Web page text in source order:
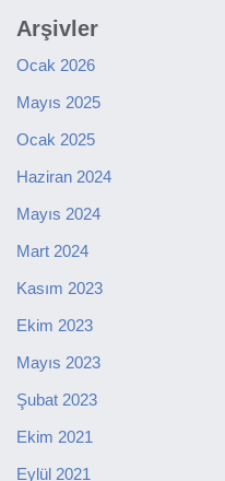
Arşivler
Ocak 2026
Mayıs 2025
Ocak 2025
Haziran 2024
Mayıs 2024
Mart 2024
Kasım 2023
Ekim 2023
Mayıs 2023
Şubat 2023
Ekim 2021
Eylül 2021